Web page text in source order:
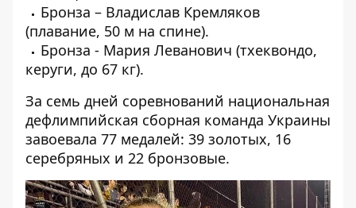
Бронза – Владислав Кремляков
(плавание, 50 м на спине).
Бронза - Мария Леванович (тхеквондо,
керуги, до 67 кг).
За семь дней соревнований национальная
дефлимпийская сборная команда Украины
завоевала 77 медалей: 39 золотых, 16
серебряных и 22 бронзовые.